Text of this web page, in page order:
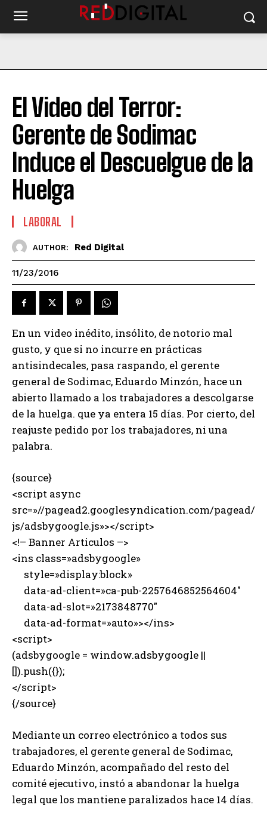
El Video del Terror:
Gerente de Sodimac
Induce el Descuelgue de la
Huelga
LABORAL
AUTHOR: Red Digital
11/23/2016
En un video inédito, insólito, de notorio mal
gusto, y que si no incurre en prácticas
antisindecales, pasa raspando, el gerente
general de Sodimac, Eduardo Minzón, hace un
abierto llamado a los trabajadores a descolgarse
de la huelga. que ya entera 15 días. Por cierto, del
reajuste pedido por los trabajadores, ni una
palabra.
{source}
<script async
src=»//pagead2.googlesyndication.com/pagead/
js/adsbygoogle.js»></script>
<!– Banner Articulos –>
<ins class=»adsbygoogle»
style=»display:block»
data-ad-client=»ca-pub-2257646852564604″
data-ad-slot=»2173848770″
data-ad-format=»auto»></ins>
<script>
(adsbygoogle = window.adsbygoogle ||
[]).push({});
</script>
{/source}
Mediante un correo electrónico a todos sus
trabajadores, el gerente general de Sodimac,
Eduardo Minzón, acompañado del resto del
comité ejecutivo, instó a abandonar la huelga
legal que los mantiene paralizados hace 14 días.